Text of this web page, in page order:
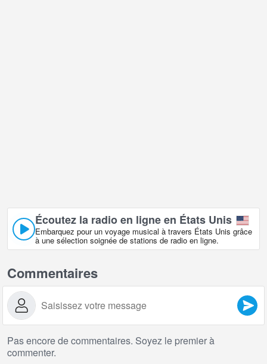
Écoutez la radio en ligne en États Unis
Embarquez pour un voyage musical à travers États Unis grâce
à une sélection soignée de stations de radio en ligne.
Commentaires
Pas encore de commentaires. Soyez le premier à
commenter.